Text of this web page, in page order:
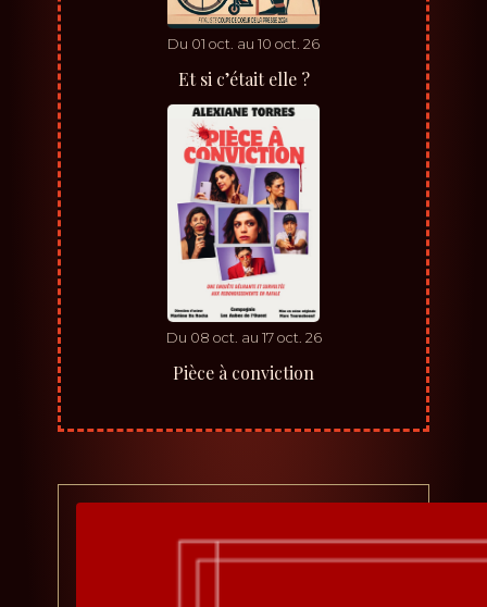
Du 01 oct. au 10 oct. 26
Et si c’était elle ?
Du 08 oct. au 17 oct. 26
Pièce à conviction